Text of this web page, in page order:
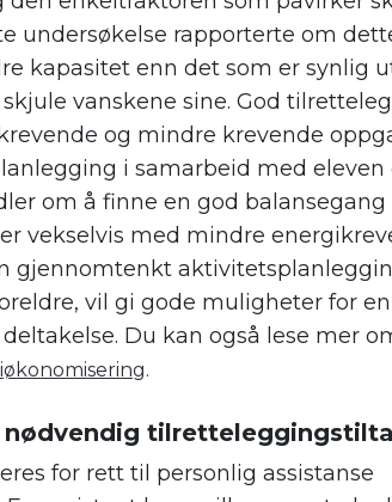
undersøkelse rapporterte om
kapasitet enn det som er synlig
vanskene sine. God
og mindre krevende
i samarbeid med eleven
om å finne en god
vekselvis med mindre
gjennomtenkt
vil gi gode muligheter for
Du kan også lese mer
.
nødvendig
for rett til personlig assistanse